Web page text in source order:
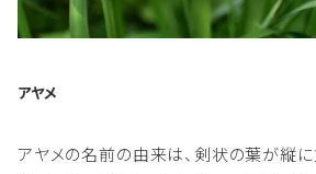
アヤメ
アヤメの名前の由来は、剣状の葉が縦